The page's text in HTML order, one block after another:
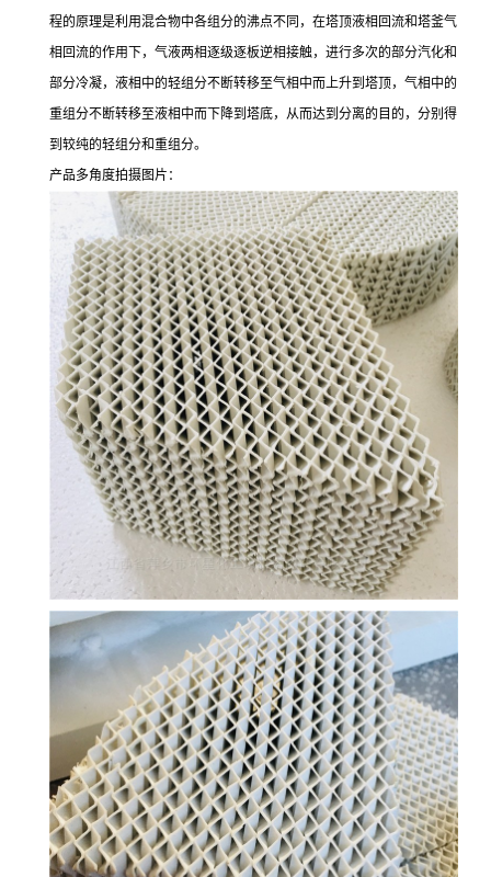
程的原理是利用混合物中各组分的沸点不同，在塔顶液相回流和塔釜气
相回流的作用下，气液两相逐级逐板逆相接触，进行多次的部分汽化和
部分冷凝，液相中的轻组分不断转移至气相中而上升到塔顶，气相中的
重组分不断转移至液相中而下降到塔底，从而达到分离的目的，分别得
到较纯的轻组分和重组分。
产品多角度拍摄图片：